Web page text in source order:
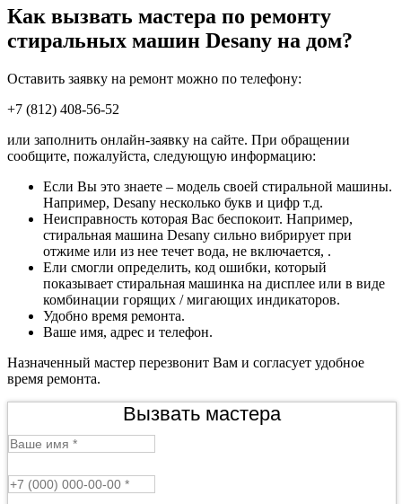
Как вызвать мастера по ремонту
стиральных машин Desany на дом?
Оставить заявку на ремонт можно по телефону:
+7 (812) 408-56-52
или заполнить онлайн-заявку на сайте. При обращении
сообщите, пожалуйста, следующую информацию:
Если Вы это знаете – модель своей стиральной машины.
Например, Desany несколько букв и цифр т.д.
Неисправность которая Вас беспокоит. Например,
стиральная машина Desany сильно вибрирует при
отжиме или из нее течет вода, не включается, .
Ели смогли определить, код ошибки, который
показывает стиральная машинка на дисплее или в виде
комбинации горящих / мигающих индикаторов.
Удобно время ремонта.
Ваше имя, адрес и телефон.
Назначенный мастер перезвонит Вам и согласует удобное
время ремонта.
Вызвать мастера